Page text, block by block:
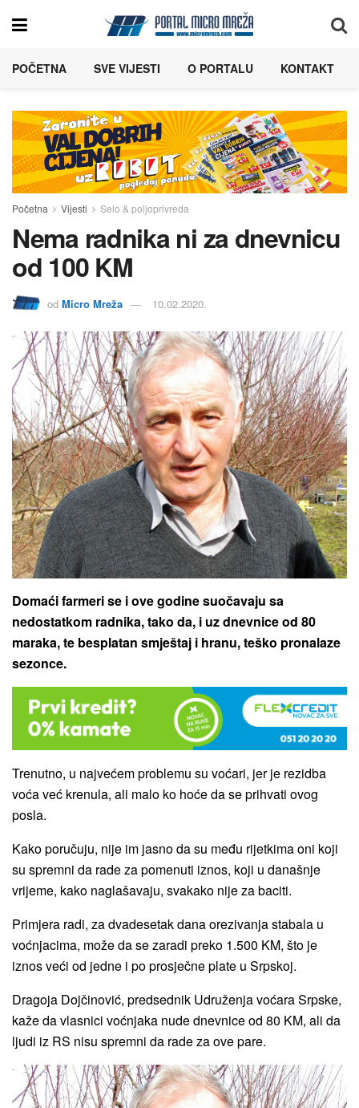
POČETNA SVE VIJESTI O PORTALU KONTAKT
Početna Vijesti Selo & poljoprivreda
Nema radnika ni za dnevnicu
od 100 KM
od Micro Mreža 10.02.2020.
Domaći farmeri se i ove godine suočavaju sa
nedostatkom radnika, tako da, i uz dnevnice od 80
maraka, te besplatan smještaj i hranu, teško pronalaze
sezonce.
Trenutno, u najvećem problemu su voćari, jer je rezidba
voća već krenula, ali malo ko hoće da se prihvati ovog
posla.
Kako poručuju, nije im jasno da su među rijetkima oni koji
su spremni da rade za pomenuti iznos, koji u današnje
vrijeme, kako naglašavaju, svakako nije za baciti.
Primjera radi, za dvadesetak dana orezivanja stabala u
voćnjacima, može da se zaradi preko 1.500 KM, što je
iznos veći od jedne i po prosječne plate u Srpskoj.
Dragoja Dojčinović, predsednik Udruženja voćara Srpske,
kaže da vlasnici voćnjaka nude dnevnice od 80 KM, ali da
ljudi iz RS nisu spremni da rade za ove pare.